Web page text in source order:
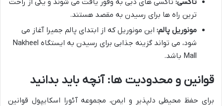
تاکسی: تاکسی های دبی به وفور یافت می شوند و یکی از راحت
ترین راه ها برای رسیدن به مقصد هستند.
مونوریل پالم: این مونوریل که از ابتدای پالم جمیرا آغاز می
شود، می تواند گزینه جذابی برای رسیدن به ایستگاه Nakheel
Mall باشد.
قوانین و محدودیت ها: آنچه باید بدانید
برای حفظ محیطی دلپذیر و ایمن، مجموعه آئورا اسکایپول قوانین